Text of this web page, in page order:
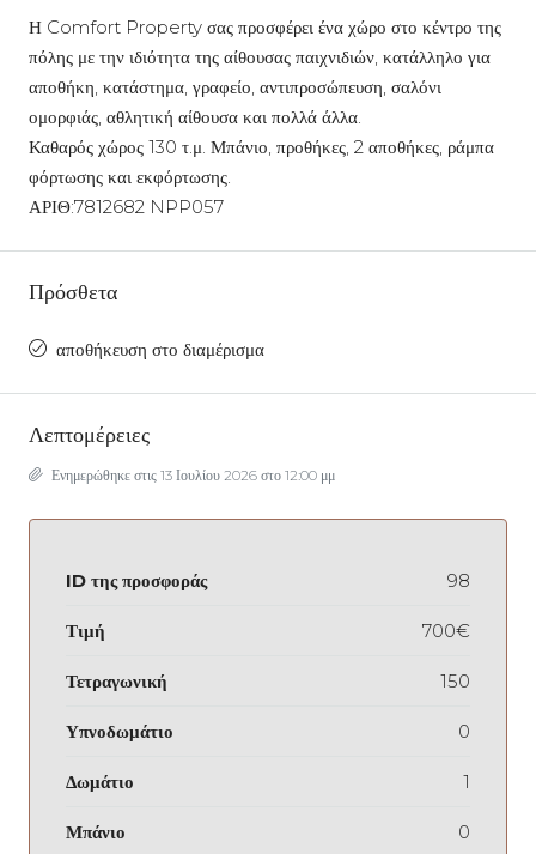
Η Comfort Property σας προσφέρει ένα χώρο στο κέντρο της
πόλης με την ιδιότητα της αίθουσας παιχνιδιών, κατάλληλο για
αποθήκη, κατάστημα, γραφείο, αντιπροσώπευση, σαλόνι
ομορφιάς, αθλητική αίθουσα και πολλά άλλα.
Καθαρός χώρος 130 τ.μ. Μπάνιο, προθήκες, 2 αποθήκες, ράμπα
φόρτωσης και εκφόρτωσης.
ΑΡΙΘ:7812682 NPP057
Πρόσθετα
αποθήκευση στο διαμέρισμα
Λεπτομέρειες
Ενημερώθηκε στις 13 Ιουλίου 2026 στο 12:00 μμ
ID της προσφοράς 98
Τιμή 700€
Τετραγωνική 150
Υπνοδωμάτιο 0
Δωμάτιο 1
Μπάνιο 0